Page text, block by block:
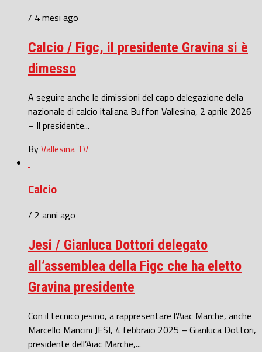
/ 4 mesi ago
Calcio / Figc, il presidente Gravina si è
dimesso
A seguire anche le dimissioni del capo delegazione della
nazionale di calcio italiana Buffon Vallesina, 2 aprile 2026
– Il presidente...
ByVallesina TV
Calcio
/ 2 anni ago
Jesi / Gianluca Dottori delegato
all’assemblea della Figc che ha eletto
Gravina presidente
Con il tecnico jesino, a rappresentare l’Aiac Marche, anche
Marcello Mancini JESI, 4 febbraio 2025 – Gianluca Dottori,
presidente dell’Aiac Marche,...